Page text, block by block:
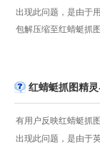
出现此问题，是由于
包解压缩至红蜻蜓抓
红蜻蜓抓图精灵
有用户反映红蜻蜓抓
出现此问题，是由于